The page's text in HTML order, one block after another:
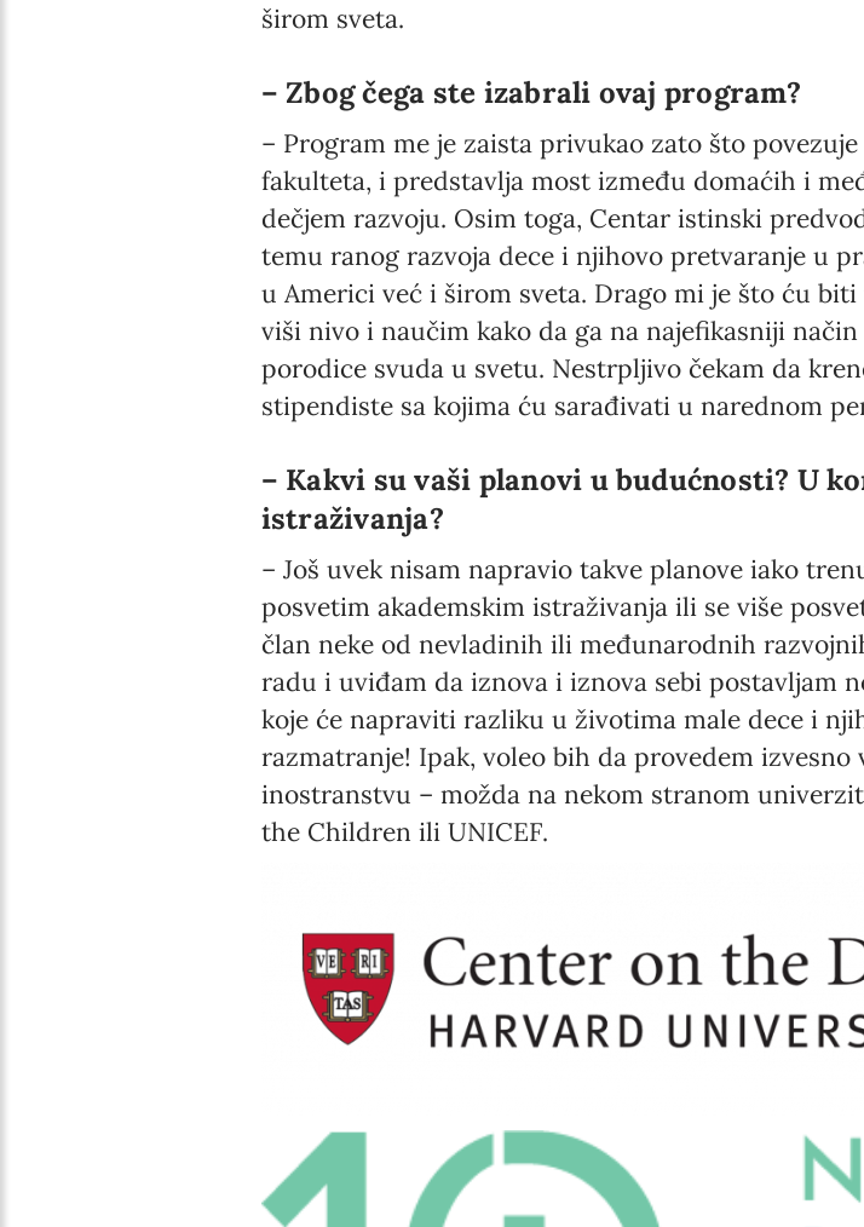
širom sveta.
– Zbog čega ste izabrali ovaj program?
– Program me je zaista privukao zato što
fakulteta, i predstavlja most između domaćih i
dečjem razvoju. Osim toga, Centar istinski
temu ranog razvoja dece i njihovo pretvaranje u
u Americi već i širom sveta. Drago mi je što ću
viši nivo i naučim kako da ga na najefikasniji
porodice svuda u svetu. Nestrpljivo čekam da
stipendiste sa kojima ću sarađivati u narednom
– Kakvi su vaši planovi u budućnosti? U
istraživanja?
– Još uvek nisam napravio takve planove iako
posvetim akademskim istraživanja ili se više
član neke od nevladinih ili međunarodnih
radu i uviđam da iznova i iznova sebi postavljam
koje će napraviti razliku u životima male dece i
razmatranje! Ipak, voleo bih da provedem
inostranstvu – možda na nekom stranom
the Children ili UNICEF.
SUBSCRIBE
I agree with Privacy Policy